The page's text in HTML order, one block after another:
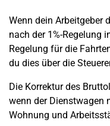
Wenn dein Arbeitgeber
nach der 1%-Regelung
Regelung für die
du dies über die
Die Korrektur des
wenn der Dienstwagen
Wohnung und